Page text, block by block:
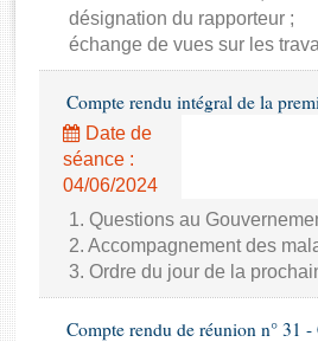
Rapports d'enquête
Rapports législatifs
Rapports sur l'application des lois
Baromètre de l’application des lois
Dossiers législatifs
Budget et sécurité sociale
Questions écrites et orales
Comptes rendus des débats
désignation du rapporteur ;
échange de vues sur les
Compte rendu intégral de la
Date de
séance :
04/06/2024
1. Questions au
2. Accompagnement des
3. Ordre du jour de la
Compte rendu de réunion n° 31